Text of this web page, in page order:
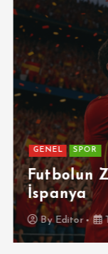
GENEL SPOR
Futbolun
İspanya
ByEditor